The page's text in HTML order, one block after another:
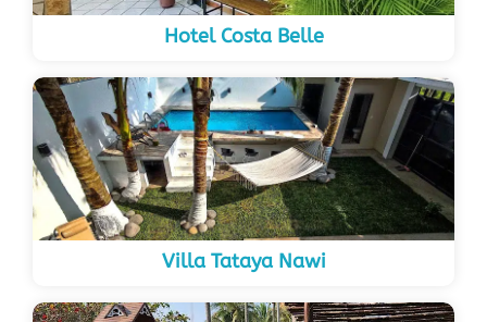
Hotel Costa Belle
Villa Tataya Nawi